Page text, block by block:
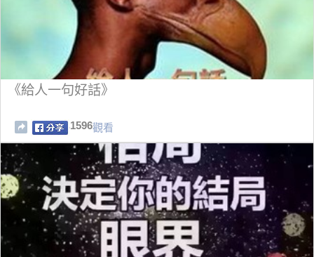
《給人一句好話》
1596觀看